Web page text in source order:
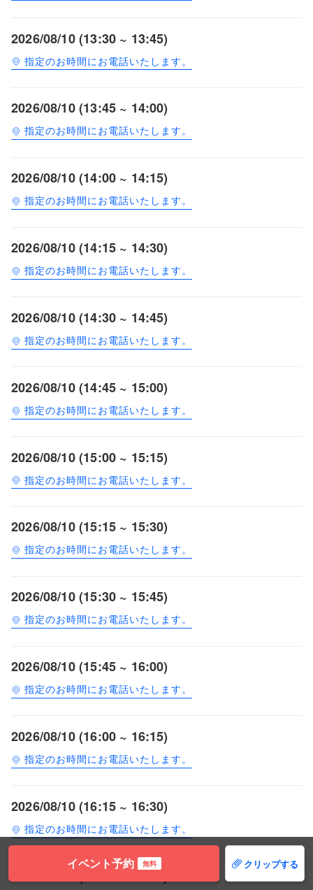
2026/08/10 (13:30 ~ 13:45)
指定のお時間にお電話いたします。
2026/08/10 (13:45 ~ 14:00)
指定のお時間にお電話いたします。
2026/08/10 (14:00 ~ 14:15)
指定のお時間にお電話いたします。
2026/08/10 (14:15 ~ 14:30)
指定のお時間にお電話いたします。
2026/08/10 (14:30 ~ 14:45)
指定のお時間にお電話いたします。
2026/08/10 (14:45 ~ 15:00)
指定のお時間にお電話いたします。
2026/08/10 (15:00 ~ 15:15)
指定のお時間にお電話いたします。
2026/08/10 (15:15 ~ 15:30)
指定のお時間にお電話いたします。
2026/08/10 (15:30 ~ 15:45)
指定のお時間にお電話いたします。
2026/08/10 (15:45 ~ 16:00)
指定のお時間にお電話いたします。
2026/08/10 (16:00 ~ 16:15)
指定のお時間にお電話いたします。
2026/08/10 (16:15 ~ 16:30)
指定のお時間にお電話いたします。
2026/08/10 (16:30 ~ 16:45)
イベント予約 無料 クリップする